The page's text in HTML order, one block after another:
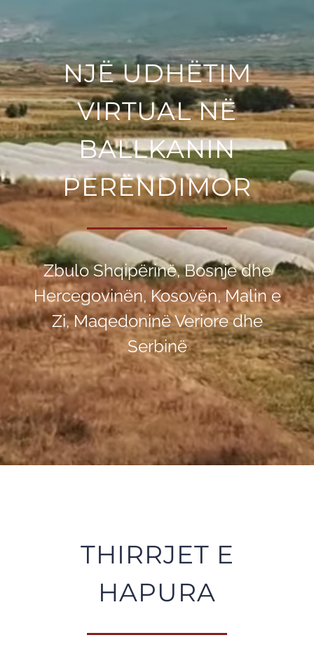
NJË UDHËTIM
VIRTUAL NË
BALLKANIN
PERËNDIMOR
Zbulo Shqipërinë, Bosnje dhe
Hercegovinën, Kosovën, Malin e
Zi, Maqedoninë Veriore dhe
Serbinë
THIRRJET E
HAPURA